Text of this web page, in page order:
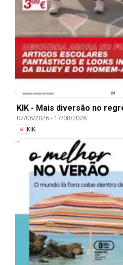
KIK - Mais diversão no
07/08/2026- 17/08/2026
KIK